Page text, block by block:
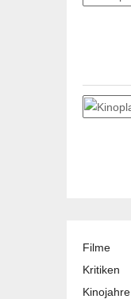
Filme
Kritiken
Kinojahre